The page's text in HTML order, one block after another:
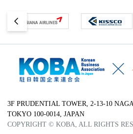
3F PRUDENTIAL TOWER, 2-13-10
TOKYO 100-0014, JAPAN
COPYRIGHT © KOBA, ALL RIGHTS